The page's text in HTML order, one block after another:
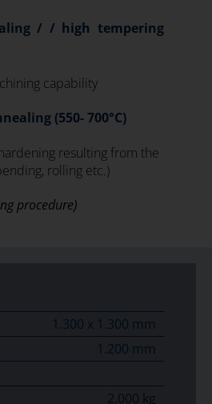
/ / high tempering
capability
(550- 700°C)
resulting from the
rolling etc.)
procedure)
1.300 x 1.300 mm
1.200 mm
2.000 kg